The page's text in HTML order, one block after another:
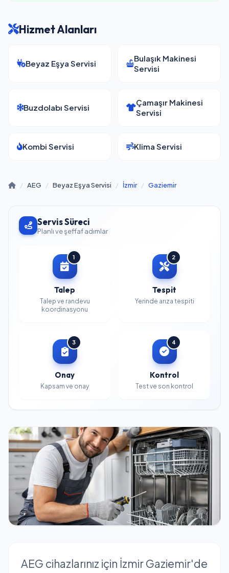
Hizmet Alanları
Beyaz Eşya Servisi
Bulaşık Makinesi
Servisi
Buzdolabı Servisi
Çamaşır Makinesi
Servisi
Kombi Servisi Klima Servisi
/ AEG / Beyaz Eşya Servisi / İzmir / Gaziemir
Servis Süreci
Planlı ve şeffaf adımlar
1
Talep
Talep ve randevu
koordinasyonu
2
Tespit
Yerinde arıza tespiti
3
Onay
Kapsam ve onay
4
Kontrol
Test ve son kontrol
AEG cihazlarınız için İzmir Gaziemir'de